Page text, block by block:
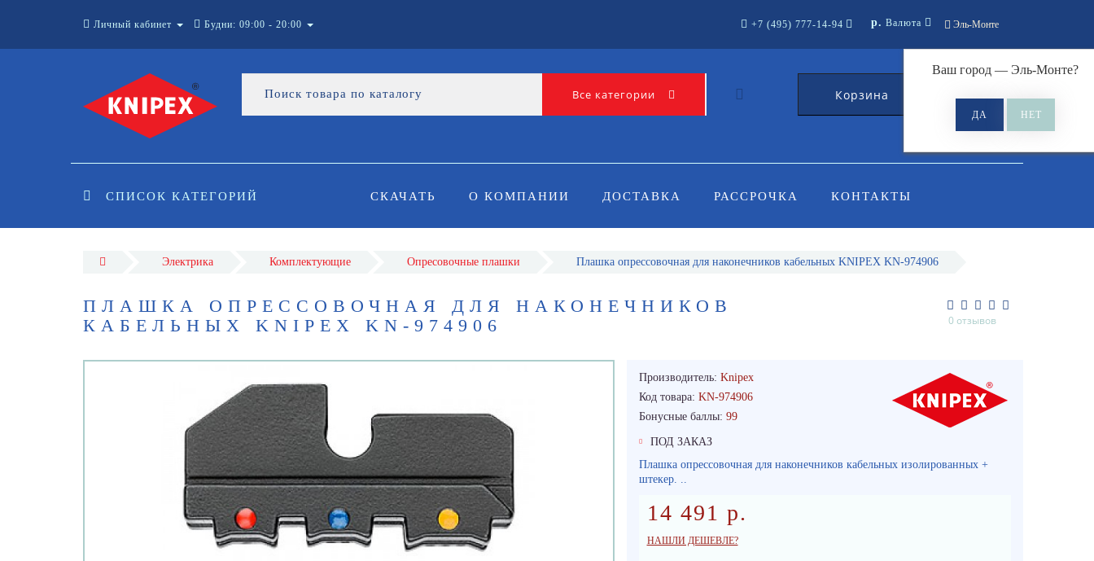
Личный кабинет Будни: 09:00 - 20:00 Эль-Монте
Ваш город — Эль-Монте?
+7 (495) 777-14-94 р. Валюта
Все категории Корзина 0
СПИСОК КАТЕГОРИЙ СКАЧАТЬ О КОМПАНИИ ДОСТАВКА РАССРОЧКА КОНТАКТЫ
Электрика Комплектующие Опресовочные плашки Плашка опрессовочная для наконечников кабельных KNIPEX KN-974906
ПЛАШКА ОПРЕССОВОЧНАЯ ДЛЯ НАКОНЕЧНИКОВ
КАБЕЛЬНЫХ KNIPEX KN-974906
0 отзывов
Производитель: Knipex
Код товара: KN-974906
Бонусные баллы: 99
ПОД ЗАКАЗ
Плашка опрессовочная для наконечников кабельных изолированных +
штекер. ..
14 491 р.
НАШЛИ ДЕШЕВЛЕ?